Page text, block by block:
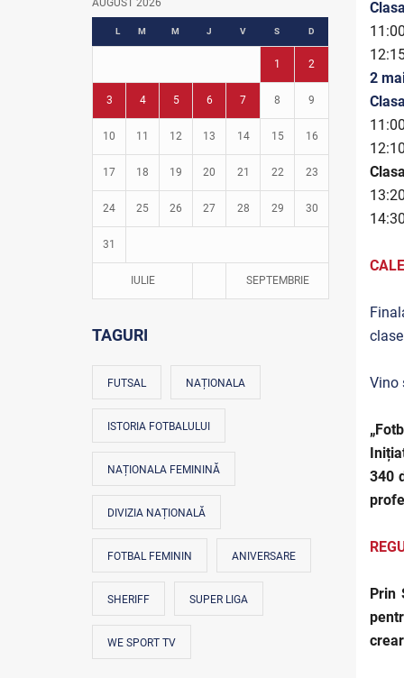
Fotbal în grădinițe
AUGUST 2026
L M M J V S D
1 2
3 4 5 6 7 8 9
10 11 12 13 14 15 16
17 18 19 20 21 22 23
24 25 26 27 28 29 30
31
IULIE SEPTEMBRIE
TAGURI
FUTSAL NAȚIONALA
ISTORIA FOTBALULUI
NAȚIONALA FEMININĂ
DIVIZIA NAȚIONALĂ
FOTBAL FEMININ ANIVERSARE
SHERIFF SUPER LIGA
WE SPORT TV
2
Vino
340
Prin